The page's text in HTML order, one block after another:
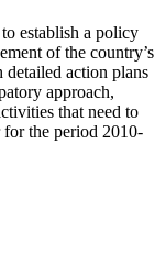
establish a policy
of the country’s
detailed action plans
approach,
that need to
for the period 2010-